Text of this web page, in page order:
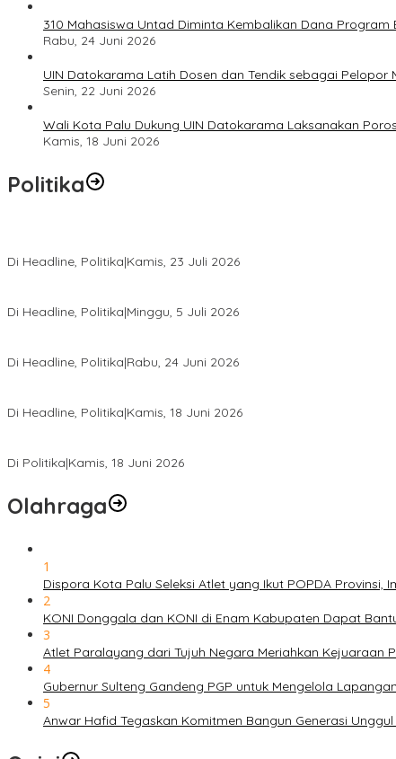
310 Mahasiswa Untad Diminta Kembalikan Dana
Rabu, 24 Juni 2026
UIN Datokarama Latih Dosen dan Tendik sebagai Pelopor
Senin, 22 Juni 2026
Wali Kota Palu Dukung UIN Datokarama Laksanakan
Kamis, 18 Juni 2026
Politika
Di Headline, Politika|Kamis, 23 Juli 2026
Di Headline, Politika|Minggu, 5 Juli 2026
Di Headline, Politika|Rabu, 24 Juni 2026
Di Headline, Politika|Kamis, 18 Juni 2026
Di Politika|Kamis, 18 Juni 2026
Olahraga
1
Dispora Kota Palu Seleksi Atlet yang Ikut POPDA
2
KONI Donggala dan KONI di Enam Kabupaten Dapat
3
Atlet Paralayang dari Tujuh Negara Meriahkan Kejuaraan
4
Gubernur Sulteng Gandeng PGP untuk Mengelola
5
Anwar Hafid Tegaskan Komitmen Bangun Generasi